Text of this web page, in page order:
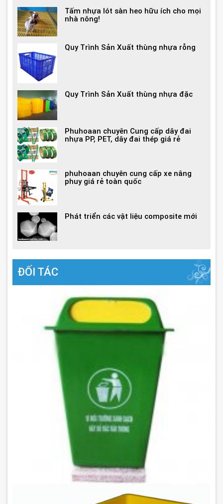
Tấm nhựa lót sàn heo hữu ích cho mọi
nhà nông!
Quy Trình Sản Xuất thùng nhựa rỗng
Quy Trình Sản Xuất thùng nhựa đặc
Phuhoaan chuyên Cung cấp dây đai
nhựa PP, PET, dây đai thép giá rẻ
phuhoaan chuyên cung cấp xe nâng
phuy giá rẻ toàn quốc
Phát triển các vật liệu composite mới
ĐỐI TÁC